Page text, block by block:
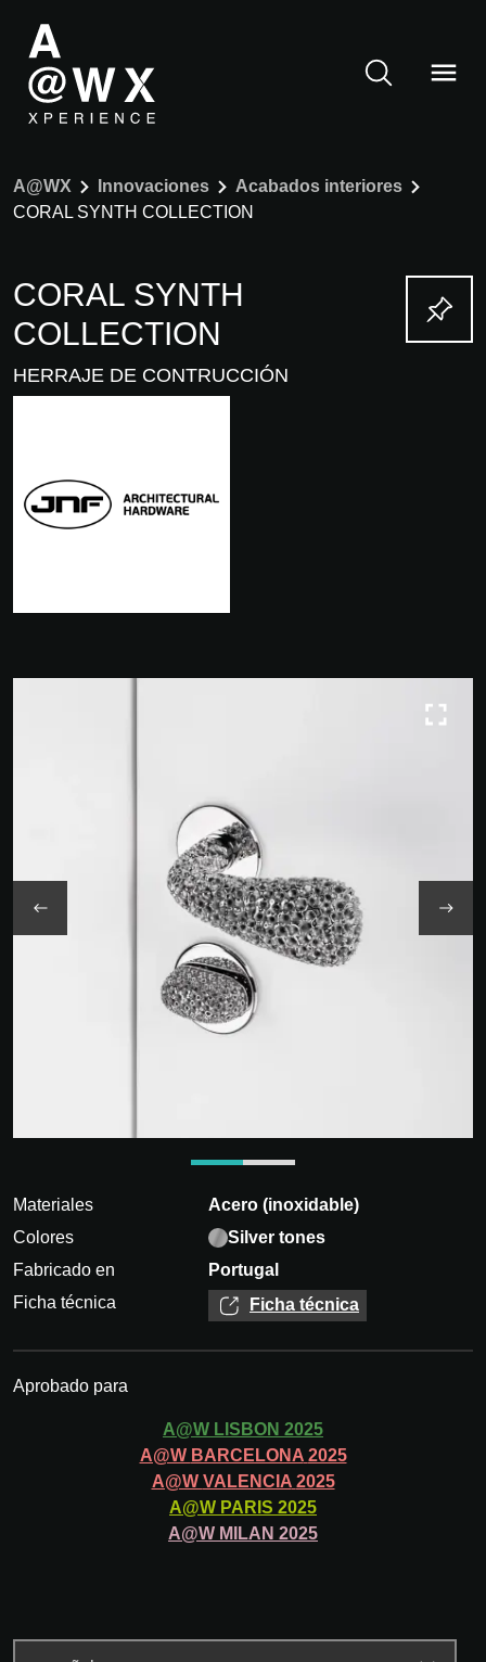
A@WX Innovaciones
Acabados interiores
CORAL SYNTH COLLECTION
CORAL SYNTH
COLLECTION
HERRAJE DE CONTRUCCIÓN
Materiales
Acero (inoxidable)
Colores
Silver tones
Fabricado en
Portugal
Ficha técnica
Ficha técnica
Aprobado para
A@W LISBON 2025
A@W BARCELONA 2025
A@W VALENCIA 2025
A@W PARIS 2025
A@W MILAN 2025